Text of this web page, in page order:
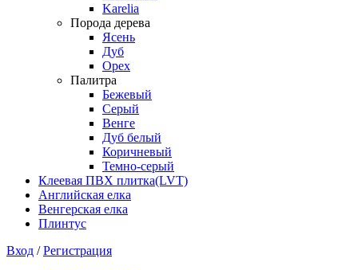
Karelia
Порода дерева
Ясень
Дуб
Орех
Палитра
Бежевый
Серый
Венге
Дуб белый
Коричневый
Темно-серый
Клеевая ПВХ плитка(LVT)
Английская елка
Венгерская елка
Плинтус
Вход /Регистрация